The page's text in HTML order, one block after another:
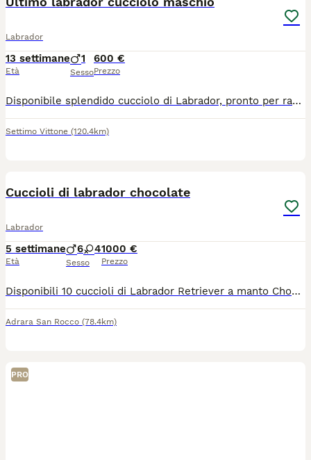
Labrador
13 settimane
Età
1
Sesso
600 €
Prezzo
Disponibile splendido cucciolo di Labrador, pronto per raggiungere la sua nuova famiglia. I cuccioli vengoni ceduti sverminati, vaccinati e con microchip. Crescono in un ambiente seguito con grande attenzione, sotto le cure costanti di un veterinario e di un'addestratrice, che li accompagnano insegnando loro i primi passi educativi e di socializzazione. Entrambi i genitori presentano Pedigree e hanno effettuato diversi test sanitari, tutti visibili. Per maggiori informazioni e video dei cuccioli contattateci Prezzo trattabile
Settimo Vittone (120.4km)
Cuccioli di labrador chocolate
Labrador
5 settimane
Età
6 4
Sesso
1000 €
Prezzo
Disponibili 10 cuccioli di Labrador Retriever a manto Chocolate. 6 maschietti e 4 femminucce. Cuccioli selezionati sia a livello estetico che caratteriale. Genitori esenti displasia e malattie ereditarie. Ceduti dal compimento dei 60 giorni di vita, disponibili da fine Agosto, con: -doppia vaccinazione - doppia sverminazione - Libretto sanitario - microchip - attestato di buona salute -pedigree enci Sono aperte le prenotazioni. Per qualsiasi info non esitate a contattarci! Beppe 39 349 6443937
Adrara San Rocco (78.4km)
PRO